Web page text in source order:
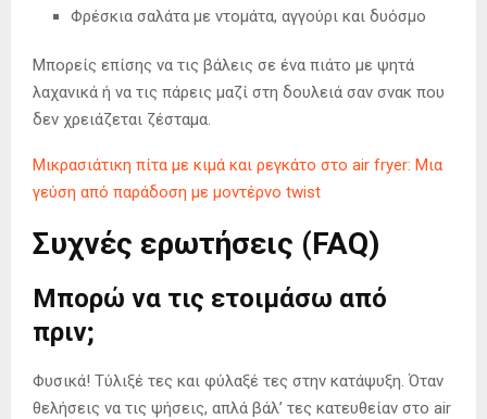
Φρέσκια σαλάτα με ντομάτα, αγγούρι και δυόσμο
Μπορείς επίσης να τις βάλεις σε ένα πιάτο με ψητά
λαχανικά ή να τις πάρεις μαζί στη δουλειά σαν σνακ που
δεν χρειάζεται ζέσταμα.
Μικρασιάτικη πίτα με κιμά και ρεγκάτο στο air fryer: Μια
γεύση από παράδοση με μοντέρνο twist
Συχνές ερωτήσεις (FAQ)
Μπορώ να τις ετοιμάσω από
πριν;
Φυσικά! Τύλιξέ τες και φύλαξέ τες στην κατάψυξη. Όταν
θελήσεις να τις ψήσεις, απλά βάλ’ τες κατευθείαν στο air